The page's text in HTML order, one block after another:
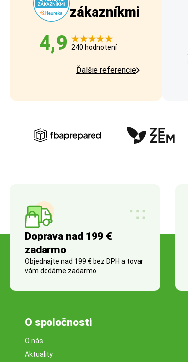
zákazníkmi
4,9 240 hodnotení
Ďalšie referencie
Doprava nad 199 €
zadarmo
Objednajte nad 199 € bez DPH a tovar
vám dodáme zadarmo.
O spoločnosti
O nás
Aktuality